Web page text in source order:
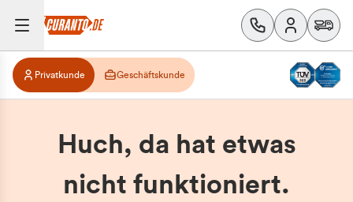
Privatkunde Geschäftskunde
Huch, da hat etwas
nicht funktioniert.